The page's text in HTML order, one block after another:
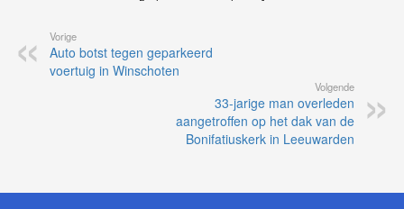
Vorige
Auto botst tegen geparkeerd
voertuig in Winschoten
Volgende
33-jarige man overleden
aangetroffen op het dak van de
Bonifatiuskerk in Leeuwarden